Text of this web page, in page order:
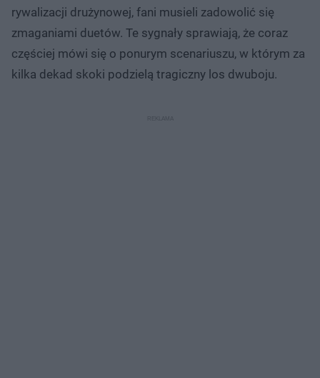
rywalizacji drużynowej, fani musieli zadowolić się
zmaganiami duetów. Te sygnały sprawiają, że coraz
częściej mówi się o ponurym scenariuszu, w którym za
kilka dekad skoki podzielą tragiczny los dwuboju.